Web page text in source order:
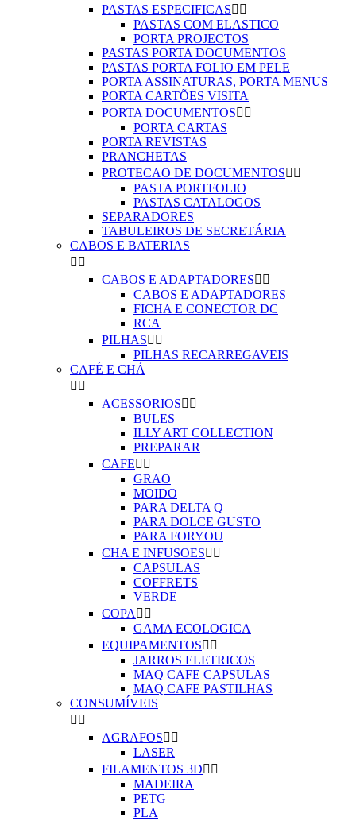
PASTAS ESPECIFICAS 
PASTAS COM ELASTICO
PORTA PROJECTOS
PASTAS PORTA DOCUMENTOS
PASTAS PORTA FOLIO EM PELE
PORTA ASSINATURAS, PORTA MENUS
PORTA CARTÕES VISITA
PORTA DOCUMENTOS 
PORTA CARTAS
PORTA REVISTAS
PRANCHETAS
PROTECAO DE DOCUMENTOS 
PASTA PORTFOLIO
PASTAS CATALOGOS
SEPARADORES
TABULEIROS DE SECRETÁRIA
CABOS E BATERIAS
 
CABOS E ADAPTADORES 
CABOS E ADAPTADORES
FICHA E CONECTOR DC
RCA
PILHAS 
PILHAS RECARREGAVEIS
CAFÉ E CHÁ
 
ACESSORIOS 
BULES
ILLY ART COLLECTION
PREPARAR
CAFE 
GRAO
MOIDO
PARA DELTA Q
PARA DOLCE GUSTO
PARA FORYOU
CHA E INFUSOES 
CAPSULAS
COFFRETS
VERDE
COPA  
GAMA ECOLOGICA
EQUIPAMENTOS 
JARROS ELETRICOS
MAQ CAFE CAPSULAS
MAQ CAFE PASTILHAS
CONSUMÍVEIS
 
AGRAFOS 
LASER
FILAMENTOS 3D 
MADEIRA
PETG
PLA